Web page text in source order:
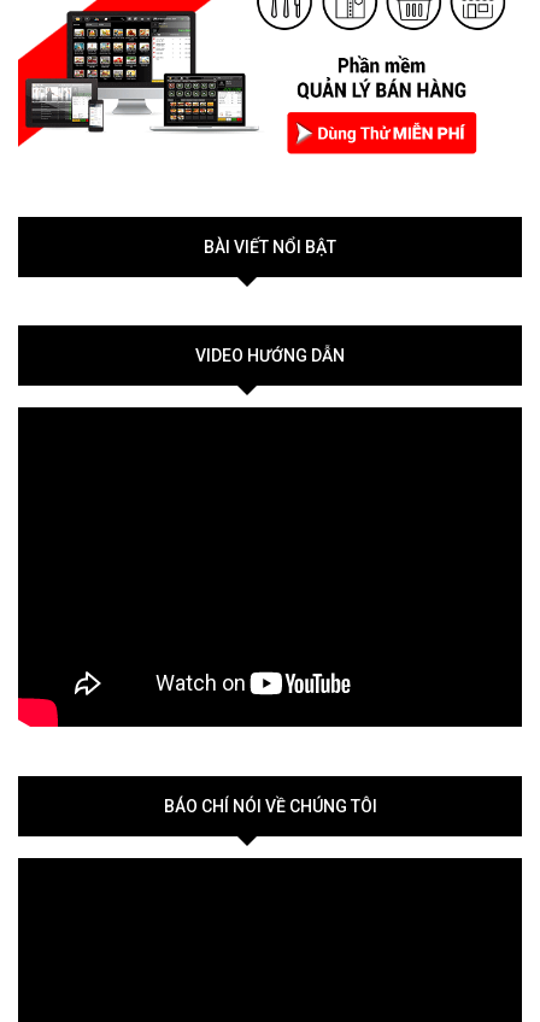
BÀI VIẾT NỔI BẬT
VIDEO HƯỚNG DẪN
BÁO CHÍ NÓI VỀ CHÚNG TÔI